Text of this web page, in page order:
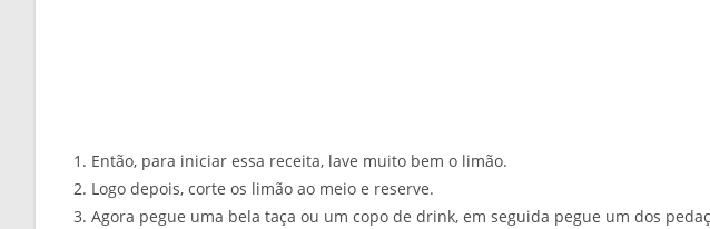
Então, para iniciar essa receita, lave muito bem o limão.
Logo depois, corte os limão ao meio e reserve.
Agora pegue uma bela taça ou um copo de drink, em seguida pegue um dos